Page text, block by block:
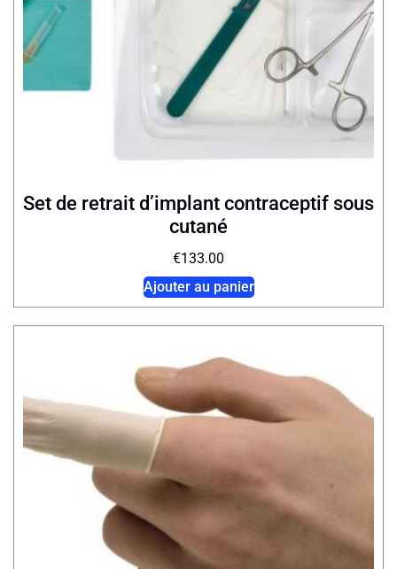
Set de retrait d’implant contraceptif sous
cutané
€133.00
Ajouter au panier